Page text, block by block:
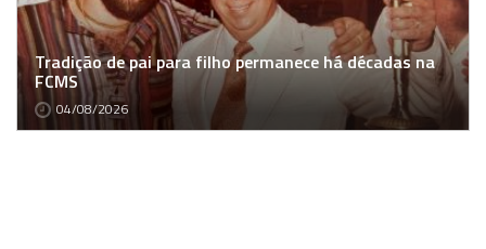
Tradição de pai para filho permanece há décadas na
FCMS
04/08/2026